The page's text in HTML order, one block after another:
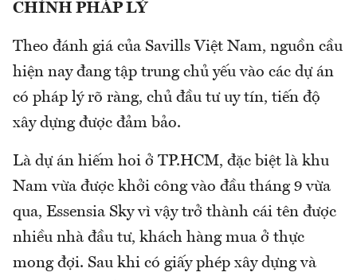
CHỈNH PHÁP LÝ
Theo đánh giá của Savills Việt Nam, nguồn cầu
hiện nay đang tập trung chủ yếu vào các dự án
có pháp lý rõ ràng, chủ đầu tư uy tín, tiến độ
xây dựng được đảm bảo.
Là dự án hiếm hoi ở TP.HCM, đặc biệt là khu
Nam vừa được khởi công vào đầu tháng 9 vừa
qua, Essensia Sky vì vậy trở thành cái tên được
nhiều nhà đầu tư, khách hàng mua ở thực
mong đợi. Sau khi có giấy phép xây dựng và